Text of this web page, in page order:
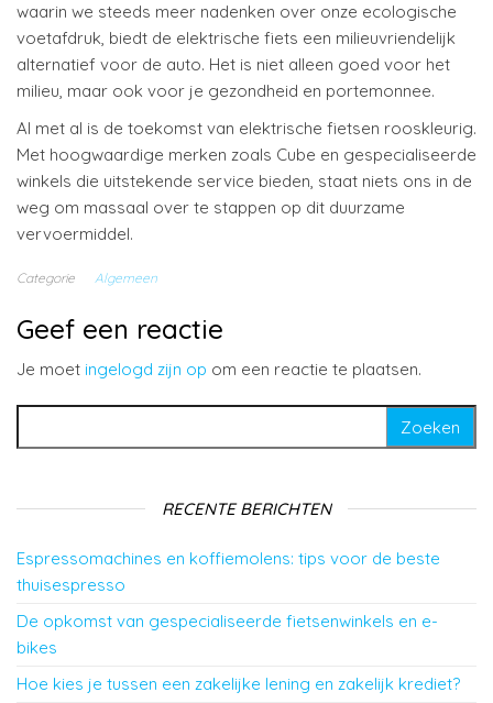
waarin we steeds meer nadenken over onze ecologische
voetafdruk, biedt de elektrische fiets een milieuvriendelijk
alternatief voor de auto. Het is niet alleen goed voor het
milieu, maar ook voor je gezondheid en portemonnee.
Al met al is de toekomst van elektrische fietsen rooskleurig.
Met hoogwaardige merken zoals Cube en gespecialiseerde
winkels die uitstekende service bieden, staat niets ons in de
weg om massaal over te stappen op dit duurzame
vervoermiddel.
Categorie Algemeen
Geef een reactie
Je moet ingelogd zijn op om een reactie te plaatsen.
RECENTE BERICHTEN
Espressomachines en koffiemolens: tips voor de beste
thuisespresso
De opkomst van gespecialiseerde fietsenwinkels en e-
bikes
Hoe kies je tussen een zakelijke lening en zakelijk krediet?